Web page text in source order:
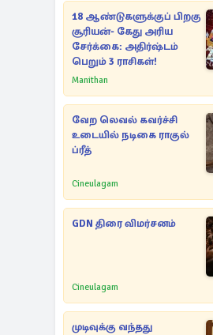
18 ஆண்டுகளுக்குப் பிறகு
சூரியன்- கேது அரிய
சேர்க்கை: அதிர்ஷ்டம்
பெறும் 3 ராசிகள்!
Manithan
வேற லெவல் கவர்ச்சி
உடையில் நடிகை ராகுல்
ப்ரீத்
Cineulagam
GDN திரை விமர்சனம்
Cineulagam
முடிவுக்கு வந்தது